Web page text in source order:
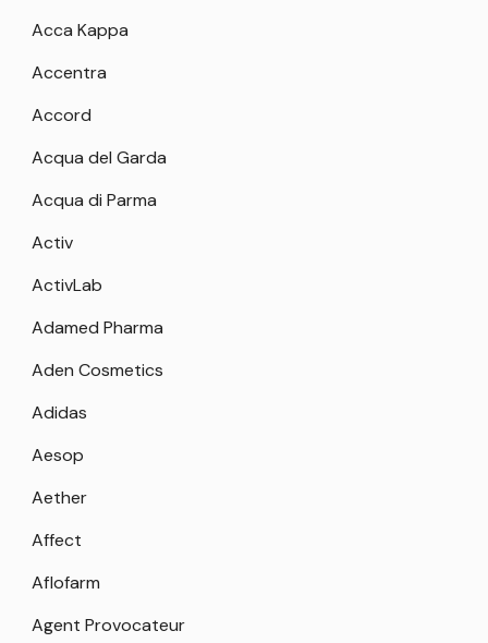
Acca Kappa
Accentra
Accord
Acqua del Garda
Acqua di Parma
Activ
ActivLab
Adamed Pharma
Aden Cosmetics
Adidas
Aesop
Aether
Affect
Aflofarm
Agent Provocateur